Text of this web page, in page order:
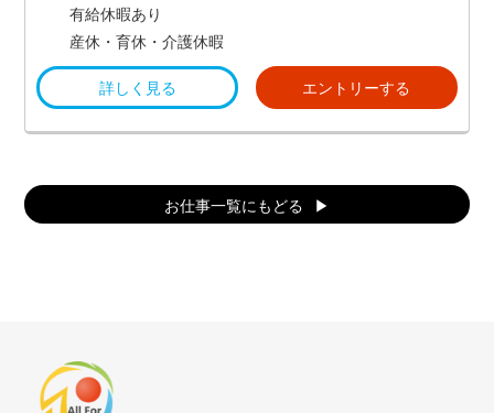
有給休暇あり
産休・育休・介護休暇
詳しく見る エントリーする
お仕事一覧にもどる